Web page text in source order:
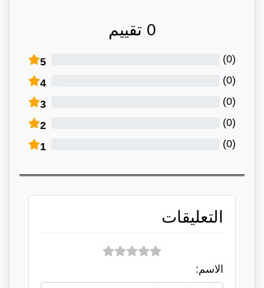
0 تقييم
5 (
0
)
4 (
0
)
3 (
0
)
2 (
0
)
1 (
0
)
التعليقات
الاسم: